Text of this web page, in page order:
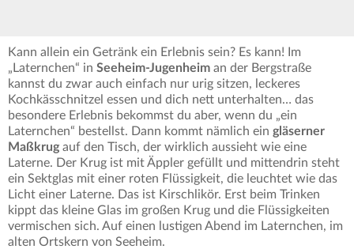
Kann allein ein Getränk ein Erlebnis sein? Es kann! Im
„Laternchen“ in Seeheim-Jugenheim an der Bergstraße
kannst du zwar auch einfach nur urig sitzen, leckeres
Kochkässchnitzel essen und dich nett unterhalten… das
besondere Erlebnis bekommst du aber, wenn du „ein
Laternchen“ bestellst. Dann kommt nämlich ein gläserner
Maßkrug auf den Tisch, der wirklich aussieht wie eine
Laterne. Der Krug ist mit Äppler gefüllt und mittendrin steht
ein Sektglas mit einer roten Flüssigkeit, die leuchtet wie das
Licht einer Laterne. Das ist Kirschlikör. Erst beim Trinken
kippt das kleine Glas im großen Krug und die Flüssigkeiten
vermischen sich. Auf einen lustigen Abend im Laternchen, im
alten Ortskern von Seeheim.